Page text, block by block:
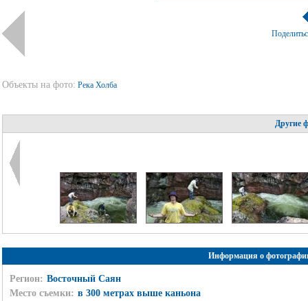
Объекты на фото: Река Холба
Другие
Информация о
Регион: Восточный Саян
Место съемки: в 300 метрах выше каньона